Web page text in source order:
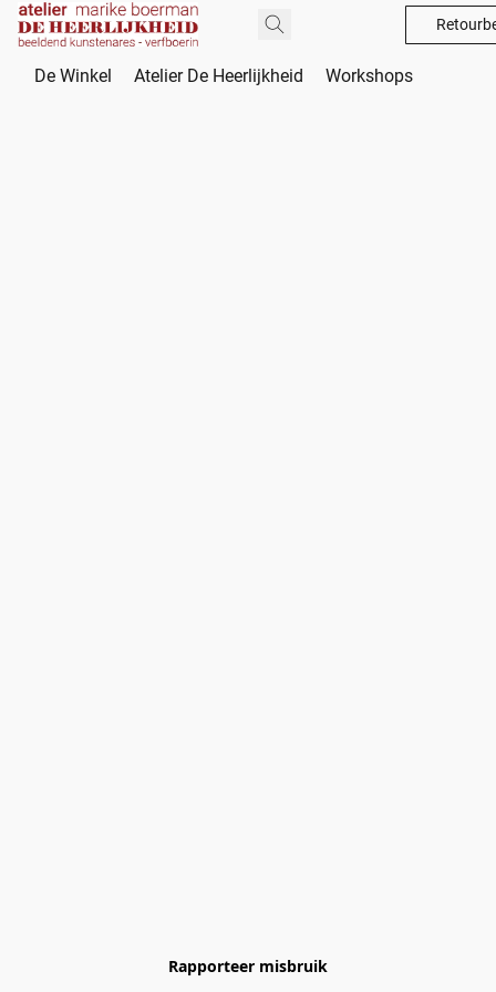
De Winkel Atelier De Heerlijkheid Workshops
Rapporteer misbruik